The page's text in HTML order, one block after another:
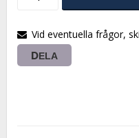
Vid eventuella frågor,
DELA